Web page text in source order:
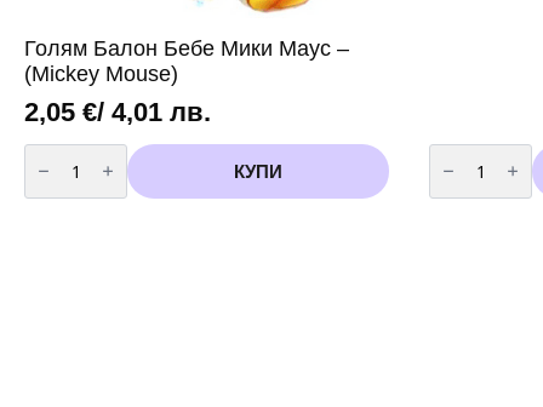
Голям Балон Бебе Мики Маус –
(Mickey Mouse)
2,05 €/ 4,01 лв.
количество
за
Голям
Балон
КУПИ
количество
за
Балони
Пастел